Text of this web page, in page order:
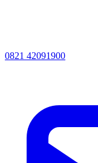
0821 42091900